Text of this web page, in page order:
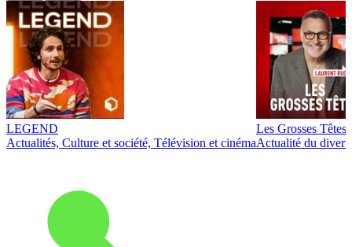
LEGEND
Actualités, Culture et société, Télévision et cinéma
Les Grosses Têtes
Actualité du